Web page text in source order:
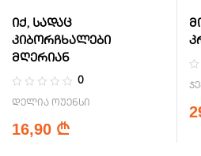
იქ, სადაც
კიბორჩხალები
მღერიან
0
დელია ოუენსი
16,90 ₾